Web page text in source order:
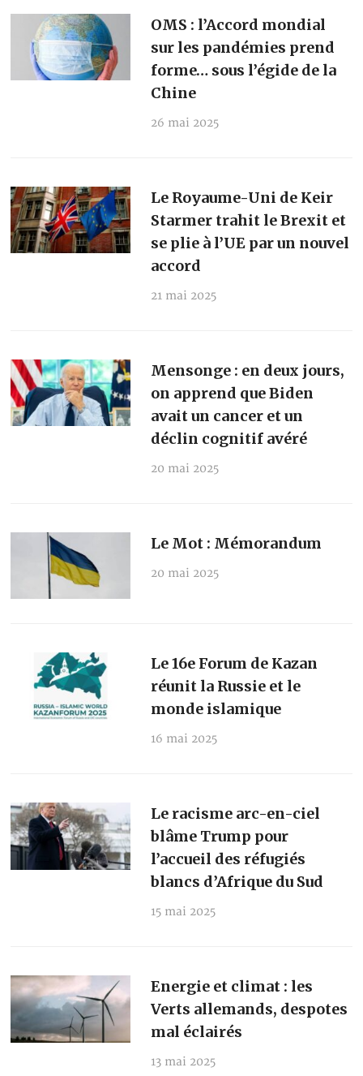
OMS : l’Accord mondial
sur les pandémies prend
forme… sous l’égide de la
Chine
26 mai 2025
Le Royaume-Uni de Keir
Starmer trahit le Brexit et
se plie à l’UE par un nouvel
accord
21 mai 2025
Mensonge : en deux jours,
on apprend que Biden
avait un cancer et un
déclin cognitif avéré
20 mai 2025
Le Mot : Mémorandum
20 mai 2025
Le 16e Forum de Kazan
réunit la Russie et le
monde islamique
16 mai 2025
Le racisme arc-en-ciel
blâme Trump pour
l’accueil des réfugiés
blancs d’Afrique du Sud
15 mai 2025
Energie et climat : les
Verts allemands, despotes
mal éclairés
13 mai 2025